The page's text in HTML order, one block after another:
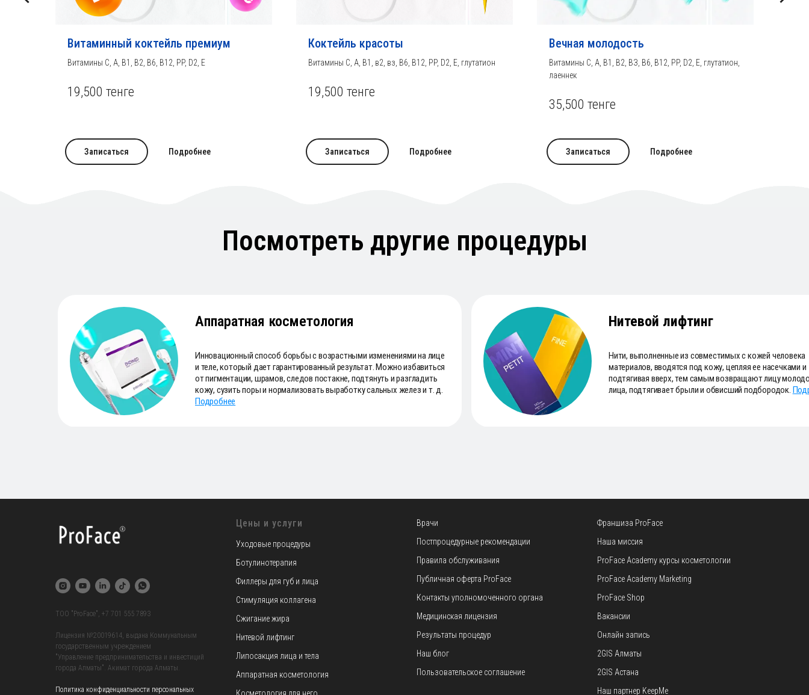
Витаминный коктейль премиум
Витамины С, А, B1, B2, B6, B12, PP, D2, E
19,500 тенге
Записаться Подробнее
Коктейль красоты
Витамины С, А, В1, в2, вз, В6, B12, PP, D2, E, глутатион
19,500 тенге
Записаться Подробнее
Вечная молодость
Витамины С, А, В1, В2, ВЗ, B6, B12, PP, D2, E, глутатион,
лаеннек
35,500 тенге
Записаться Подробнее
Посмотреть другие процедуры
Инновационный способ борьбы с возрастными изменениями на лице
и теле, который дает гарантированный результат. Можно избавиться
от пигментации, шрамов, следов постакне, подтянуть и разгладить
кожу, сузить поры и нормализовать выработку сальных желез и т. д.
Подробнее
Аппаратная косметология
Нити, выполненные из совместимых с кожей человека
материалов, вводятся под кожу, цепляя ее насечками и
подтягивая вверх, тем самым возвращают лицу
лица, подтягивает брыли и обвисший подбородок.
Нитевой лифтинг
TOO "ProFace", +7 701 555 7893
Лицензия №20019614, выдана Коммунальным
государственным учреждением
"Управление предпринимательства и инвестиций
города Алматы". Акимат города Алматы.
Политика конфиденциальности персональных
Цены и услуги
Уходовые процедуры
Ботулинотерапия
Филлеры для губ и лица
Стимуляция коллагена
Сжигание жира
Нитевой лифтинг
Липосакция лица и тела
Аппаратная косметология
Врачи
Постпроцедурные рекомендации
Правила обслуживания
Публичная оферта ProFace
Контакты уполномоченного органа
Медицинская лицензия
Результаты процедур
Наш блог
Пользовательское соглашение
Франшиза ProFace
Наша миссия
ProFace Academy курсы косметологии
ProFace Academy Marketing
ProFace Shop
Вакансии
Онлайн запись
2GIS Алматы
2GIS Астана
Наш партнер KeepMe